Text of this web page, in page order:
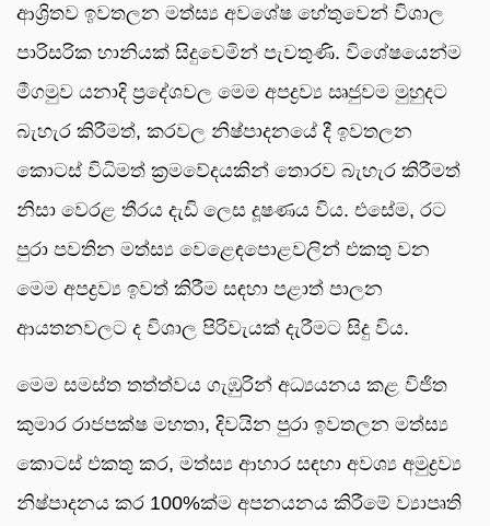
ආශ්‍රිතව ඉවතලන මත්ස්‍ය අවශේෂ හේතුවෙන් විශාල
පාරිසරික හානියක් සිදුවෙමින් පැවතුණි. විශේෂයෙන්ම
මීගමුව යනාදි ප්‍රදේශවල මෙම අපද්‍රව්‍ය ඍජුවම මුහුදට
බැහැර කිරීමත්, කරවල නිෂ්පාදනයේ දී ඉවතලන
කොටස් විධිමත් ක්‍රමවේදයකින් තොරව බැහැර කිරීමත්
නිසා වෙරළ තීරය දැඩි ලෙස දූෂණය විය. එසේම, රට
පුරා පවතින මත්ස්‍ය වෙළෙඳපොළවලින් එකතු වන
මෙම අපද්‍රව්‍ය ඉවත් කිරීම සඳහා පළාත් පාලන
ආයතනවලට ද විශාල පිරිවැයක් දැරීමට සිදු විය.
මෙම සමස්ත තත්ත්වය ගැඹුරින් අධ්‍යයනය කළ විජිත
කුමාර රාජපක්ෂ මහතා, දිවයින පුරා ඉවතලන මත්ස්‍ය
කොටස් එකතු කර, මත්ස්‍ය ආහාර සඳහා අවශ්‍ය අමුද්‍රව්‍ය
නිෂ්පාදනය කර 100%ක්ම අපනයනය කිරීමේ ව්‍යාපෘති